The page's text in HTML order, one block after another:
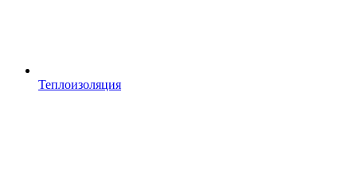
Теплоизоляция